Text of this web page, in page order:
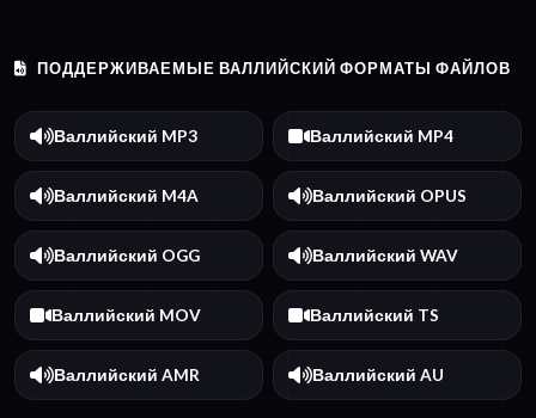
ПОДДЕРЖИВАЕМЫЕ ВАЛЛИЙСКИЙ ФОРМАТЫ ФАЙЛОВ
Валлийский MP3 Валлийский MP4
Валлийский M4A Валлийский OPUS
Валлийский OGG Валлийский WAV
Валлийский MOV Валлийский TS
Валлийский AMR Валлийский AU